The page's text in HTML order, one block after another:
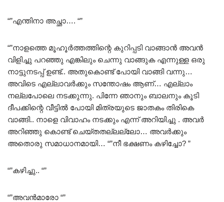
“”എന്തിനാ അച്ഛാ…. “”
“”നാളത്തെ മൂഹൂർത്തത്തിന്റെ കുറിപ്പടി വാങ്ങാൻ അവൻ
വിളിച്ചു പറഞ്ഞു എങ്കിലും ചെന്നു വാങ്ങുക എന്നുള്ള ഒരു
നാട്ടുനടപ്പ് ഉണ്ട്‌.. അതുകൊണ്ട് പോയി വാങ്ങി വന്നു…
അവിടെ എല്ലാവർക്കും സന്തോഷം ആണ്… എല്ലാം
നല്ലപോലെ നടക്കുന്നു. പിന്നേ ഞാനും ബാലനും കൂടി
ദീപക്കിന്റെ വീട്ടിൽ പോയി മിത്രയുടെ ജാതകം തിരികെ
വാങ്ങി.. നാളെ വിവാഹം നടക്കും എന്ന്‌ അറിയിച്ചു . അവർ
അറിഞ്ഞു കൊണ്ട് ചെയ്തതല്ലല്ലോ… അവർക്കും
അതൊരു സമാധാനമായി… “”നീ ഭക്ഷണം കഴിച്ചോ? ”
“”കഴിച്ചു.. “”
“”അവൻമാരോ “”